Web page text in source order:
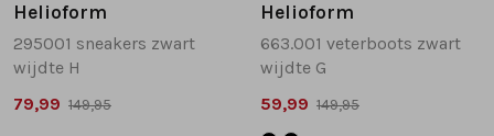
Helioform
295001 sneakers zwart
wijdte H
79,99 149,95
Helioform
663.001 veterboots zwart
wijdte G
59,99 149,95